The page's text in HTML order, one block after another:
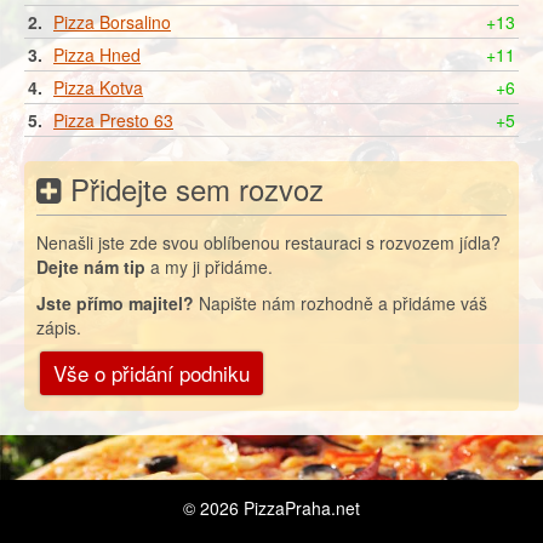
2. Pizza Borsalino
+13
3. Pizza Hned
+11
4. Pizza Kotva
+6
5. Pizza Presto 63 +5
Přidejte sem rozvoz
Nenašli jste zde svou oblíbenou restauraci s rozvozem jídla?
Dejte nám tip a my ji přidáme.
Jste přímo majitel? Napište nám rozhodně a přidáme váš
zápis.
Vše o přidání podniku
© 2026 PizzaPraha.net